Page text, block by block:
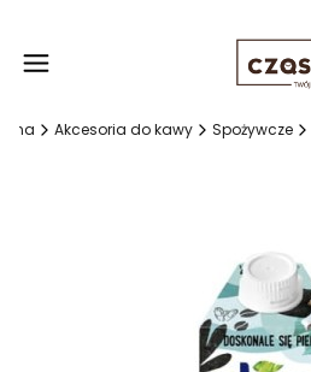
Akcesoria do kawy Spożywcze